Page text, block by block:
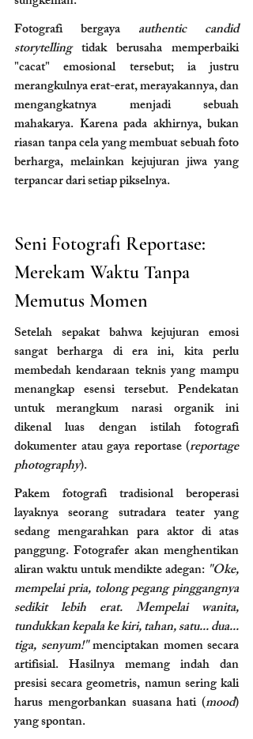
Fotografi bergaya authentic candid
storytelling tidak berusaha memperbaiki
"cacat" emosional tersebut; ia justru
merangkulnya erat-erat, merayakannya, dan
mengangkatnya menjadi sebuah
mahakarya. Karena pada akhirnya, bukan
riasan tanpa cela yang membuat sebuah foto
berharga, melainkan kejujuran jiwa yang
terpancar dari setiap pikselnya.
Seni Fotografi Reportase:
Merekam Waktu Tanpa
Memutus Momen
Setelah sepakat bahwa kejujuran emosi
sangat berharga di era ini, kita perlu
membedah kendaraan teknis yang mampu
menangkap esensi tersebut. Pendekatan
untuk merangkum narasi organik ini
dikenal luas dengan istilah fotografi
dokumenter atau gaya reportase (reportage
photography).
Pakem fotografi tradisional beroperasi
layaknya seorang sutradara teater yang
sedang mengarahkan para aktor di atas
panggung. Fotografer akan menghentikan
aliran waktu untuk mendikte adegan: "Oke,
mempelai pria, tolong pegang pinggangnya
sedikit lebih erat. Mempelai wanita,
tundukkan kepala ke kiri, tahan, satu... dua...
tiga, senyum!" menciptakan momen secara
artifisial. Hasilnya memang indah dan
presisi secara geometris, namun sering kali
harus mengorbankan suasana hati (mood)
yang spontan.